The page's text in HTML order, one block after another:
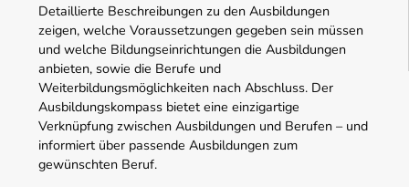
Detaillierte Beschreibungen zu den Ausbildungen
zeigen, welche Voraussetzungen gegeben sein müssen
und welche Bildungseinrichtungen die Ausbildungen
anbieten, sowie die Berufe und
Weiterbildungsmöglichkeiten nach Abschluss. Der
Ausbildungskompass bietet eine einzigartige
Verknüpfung zwischen Ausbildungen und Berufen – und
informiert über passende Ausbildungen zum
gewünschten Beruf.